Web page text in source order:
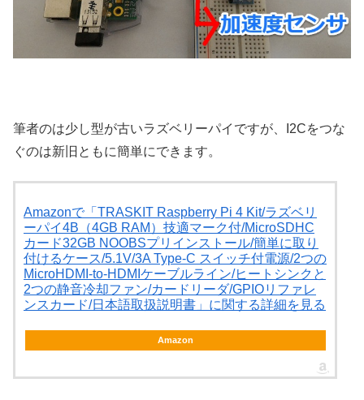
筆者のは少し型が古いラズベリーパイですが、I2Cをつな
ぐのは新旧ともに簡単にできます。
Amazonで「TRASKIT Raspberry Pi 4 Kit/ラズベリ
ーパイ4B（4GB RAM）技適マーク付/MicroSDHC
カード32GB NOOBSプリインストール/簡単に取り
付けるケース/5.1V/3A Type-C スイッチ付電源/2つの
MicroHDMI-to-HDMIケーブルライン/ヒートシンクと
2つの静音冷却ファン/カードリーダ/GPIOリファレ
ンスカード/日本語取扱説明書」に関する詳細を見る
Amazon